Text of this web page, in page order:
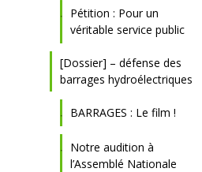
Pétition : Pour un
véritable service public
[Dossier] – défense des
barrages hydroélectriques
BARRAGES : Le film !
Notre audition à
l’Assemblé Nationale